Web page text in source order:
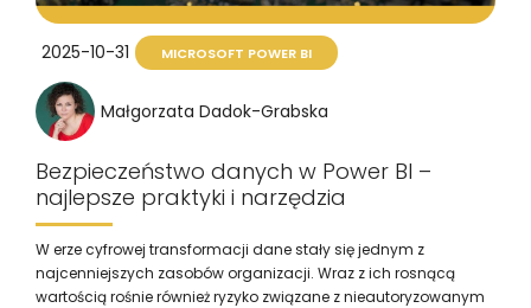
2025-10-31 MICROSOFT POWER BI
Małgorzata Dadok-Grabska
Bezpieczeństwo danych w Power BI –
najlepsze praktyki i narzędzia
W erze cyfrowej transformacji dane stały się jednym z
najcenniejszych zasobów organizacji. Wraz z ich rosnącą
wartością rośnie również ryzyko związane z nieautoryzowanym